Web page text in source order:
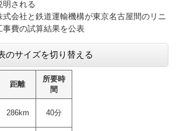
明される
式会社と鉄道運輸機構が東京名古屋間のリニ
事費の試算結果を公表
のサイズを切り替える
距離
所要時
間
286km 40分